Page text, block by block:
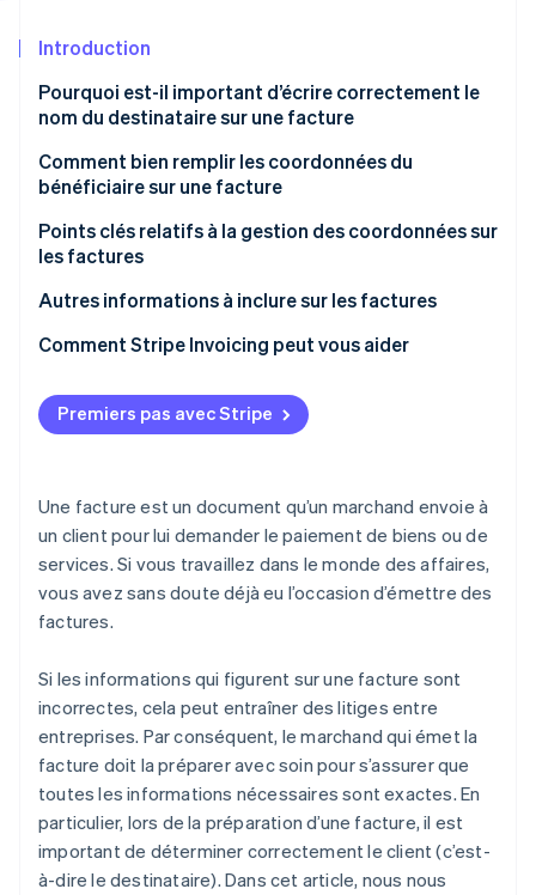
Constitution d'une entreprise
Climate
Élimination du carbone
Vérification de l'identité
Stripe Sessions 2026
l’IA.
Écosystème
Partenaires
Stripe App Marketplace
Introduction
Pourquoi est-il important d’écrire correctement le
nom du destinataire sur une facture
Comment bien remplir les coordonnées du
bénéficiaire sur une facture
Syntaxe du nom du destinataire
admissibles
Coordonnées sur les enveloppes pour les factures
Coordonnées des factures en anglais
Points clés relatifs à la gestion des coordonnées sur
les factures
Utilisez le nom officiel
Vérifiez si les informations du destinataire ont
Réémettez la facture si le nom du destinataire est
incorrect
Autres informations à inclure sur les factures
Comment Stripe Invoicing peut vous aider
Premiers pas avec Stripe
Une facture est un document qu’un marchand envoie à
un client pour lui demander le paiement de biens ou de
services. Si vous travaillez dans le monde des affaires,
vous avez sans doute déjà eu l’occasion d’émettre des
factures.
Si les informations qui figurent sur une facture sont
incorrectes, cela peut entraîner des litiges entre
entreprises. Par conséquent, le marchand qui émet la
facture doit la préparer avec soin pour s’assurer que
toutes les informations nécessaires sont exactes. En
particulier, lors de la préparation d’une facture, il est
important de déterminer correctement le client (c’est-
à-dire le destinataire). Dans cet article, nous nous